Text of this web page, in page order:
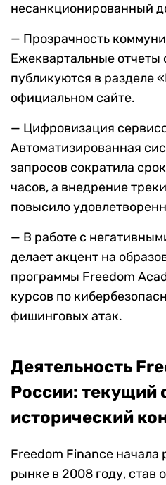
несанкционированный
— Прозрачность
Ежеквартальные отчеты
публикуются в разделе
официальном сайте.
— Цифровизация
Автоматизированная
запросов сократила
часов, а внедрение
повысило
— В работе с
делает акцент на
программы Freedom
курсов по
фишинговых атак.
Деятельность
России: текущий
исторический
Freedom Finance начала
рынке в 2008 году, став